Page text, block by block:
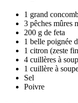
1 grand
3 pêches mûres
200 g de feta
1 belle poignée
1 citron (zeste
4 cuillères à
1 cuillère à
Sel
Poivre